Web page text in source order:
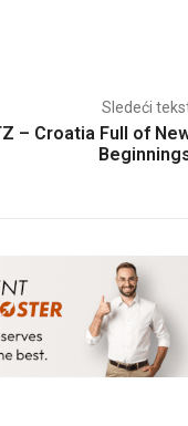
Sledeći
– Croatia Full of